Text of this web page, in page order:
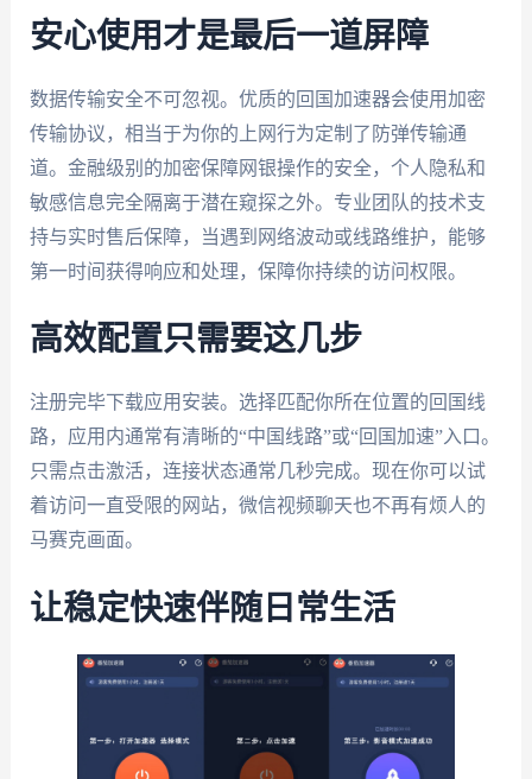
安心使用才是最后一道屏障
数据传输安全不可忽视。优质的回国加速器会使用加密
传输协议，相当于为你的上网行为定制了防弹传输通
道。金融级别的加密保障网银操作的安全，个人隐私和
敏感信息完全隔离于潜在窥探之外。专业团队的技术支
持与实时售后保障，当遇到网络波动或线路维护，能够
第一时间获得响应和处理，保障你持续的访问权限。
高效配置只需要这几步
注册完毕下载应用安装。选择匹配你所在位置的回国线
路，应用内通常有清晰的“中国线路”或“回国加速”入口。
只需点击激活，连接状态通常几秒完成。现在你可以试
着访问一直受限的网站，微信视频聊天也不再有烦人的
马赛克画面。
让稳定快速伴随日常生活